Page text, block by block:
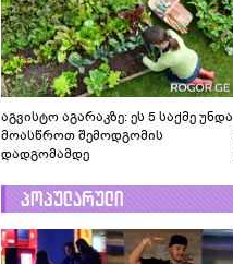
აგვისტო აგარაკზე: ეს 5 საქმე უნდა
მოასწროთ შემოდგომის
დადგომამდე
პოპულარული